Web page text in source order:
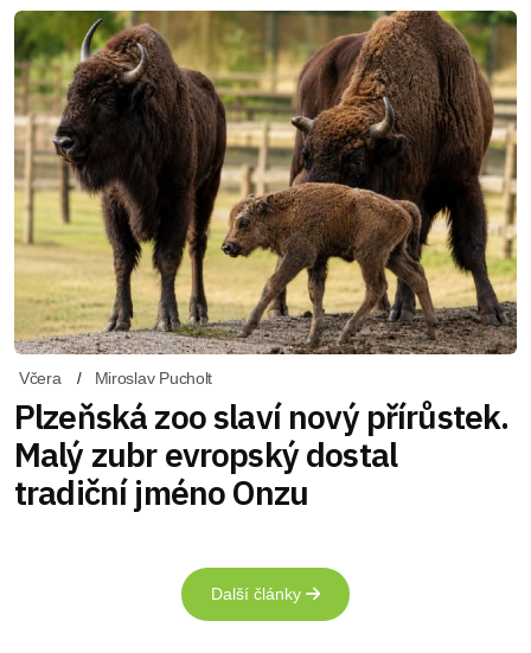
Včera Miroslav Pucholt
Plzeňská zoo slaví nový přírůstek.
Malý zubr evropský dostal
tradiční jméno Onzu
Další články